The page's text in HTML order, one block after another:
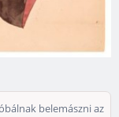
belemászni az